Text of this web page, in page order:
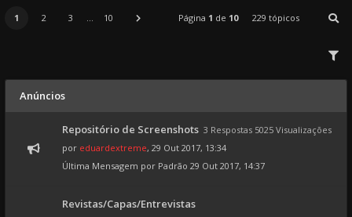
1 2 3 ... 10 Página 1 de 10 229 tópicos
Anúncios
Repositório de Screenshots 3 Respostas 5025 Visualizações
por eduardextreme, 29 Out 2017, 13:34
Última Mensagem por Padrão 29 Out 2017, 14:37
Revistas/Capas/Entrevistas